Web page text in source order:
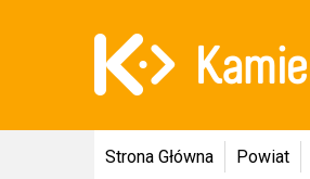
Strona Główna Powiat